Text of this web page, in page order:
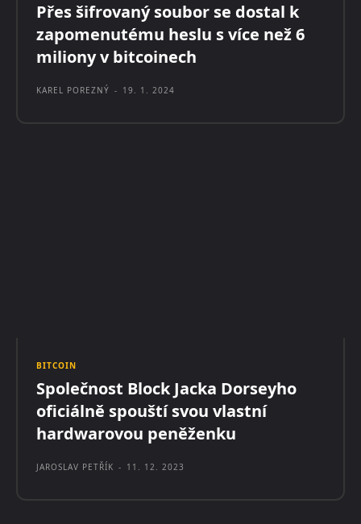
Přes šifrovaný soubor se dostal k
zapomenutému heslu s více než 6
miliony v bitcoinech
KAREL POREZNÝ - 19. 1. 2024
BITCOIN
Společnost Block Jacka Dorseyho
oficiálně spouští svou vlastní
hardwarovou peněženku
JAROSLAV PETŘÍK - 11. 12. 2023